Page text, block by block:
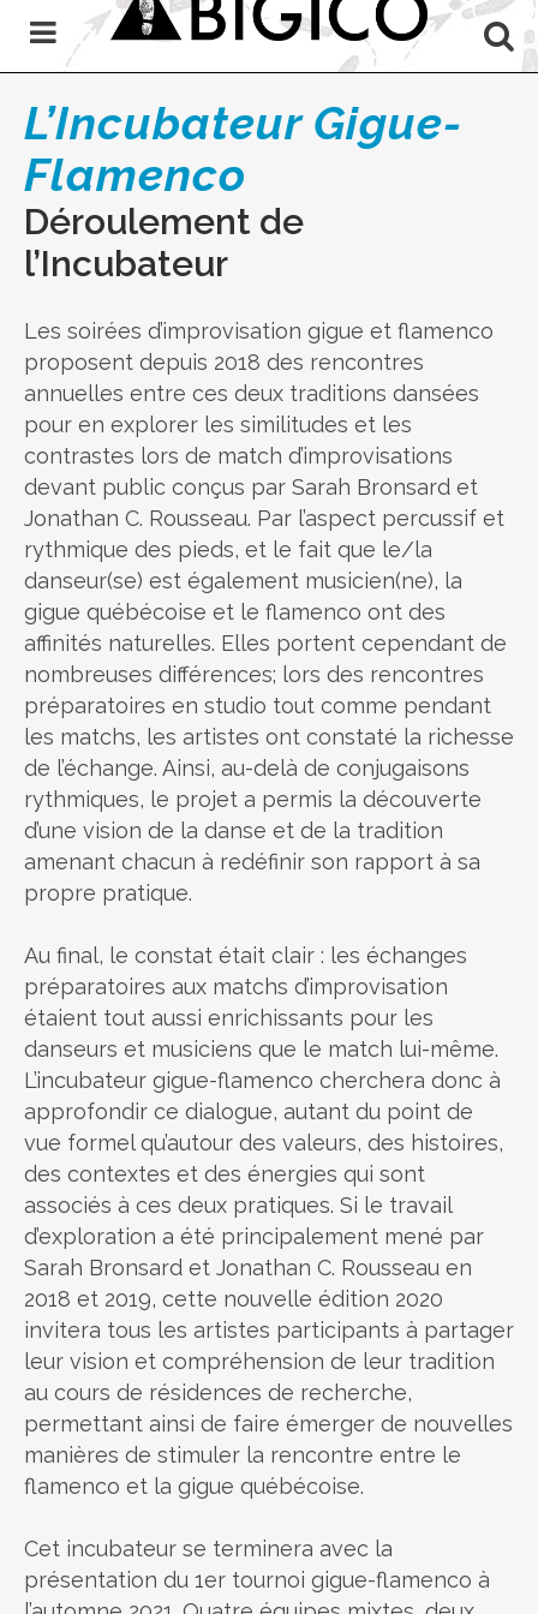
L’Incubateur Gigue-
Flamenco
Déroulement de
l’Incubateur
Les soirées d’improvisation gigue et flamenco
proposent depuis 2018 des rencontres
annuelles entre ces deux traditions dansées
pour en explorer les similitudes et les
contrastes lors de match d’improvisations
devant public conçus par Sarah Bronsard et
Jonathan C. Rousseau. Par l’aspect percussif et
rythmique des pieds, et le fait que le/la
danseur(se) est également musicien(ne), la
gigue québécoise et le flamenco ont des
affinités naturelles. Elles portent cependant de
nombreuses différences; lors des rencontres
préparatoires en studio tout comme pendant
les matchs, les artistes ont constaté la richesse
de l’échange. Ainsi, au-delà de conjugaisons
rythmiques, le projet a permis la découverte
d’une vision de la danse et de la tradition
amenant chacun à redéfinir son rapport à sa
propre pratique.
Au final, le constat était clair : les échanges
préparatoires aux matchs d’improvisation
étaient tout aussi enrichissants pour les
danseurs et musiciens que le match lui-même.
L’incubateur gigue-flamenco cherchera donc à
approfondir ce dialogue, autant du point de
vue formel qu’autour des valeurs, des histoires,
des contextes et des énergies qui sont
associés à ces deux pratiques. Si le travail
d’exploration a été principalement mené par
Sarah Bronsard et Jonathan C. Rousseau en
2018 et 2019, cette nouvelle édition 2020
invitera tous les artistes participants à partager
leur vision et compréhension de leur tradition
au cours de résidences de recherche,
permettant ainsi de faire émerger de nouvelles
manières de stimuler la rencontre entre le
flamenco et la gigue québécoise.
Cet incubateur se terminera avec la
présentation du 1er tournoi gigue-flamenco à